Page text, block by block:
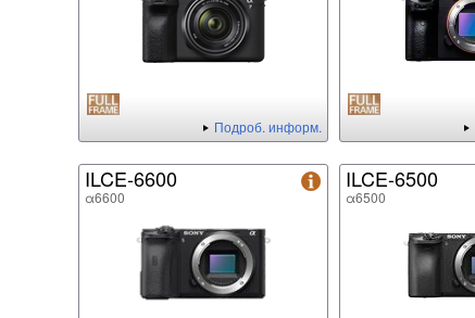
Подроб. информ.
ILCE-6600
α6600
ILCE-6500
α6500